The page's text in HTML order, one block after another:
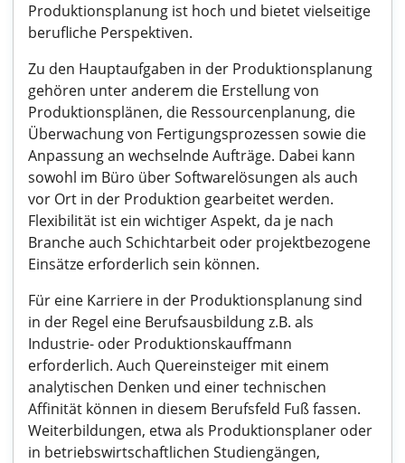
Produktionsplanung ist hoch und bietet vielseitige
berufliche Perspektiven.
Zu den Hauptaufgaben in der Produktionsplanung
gehören unter anderem die Erstellung von
Produktionsplänen, die Ressourcenplanung, die
Überwachung von Fertigungsprozessen sowie die
Anpassung an wechselnde Aufträge. Dabei kann
sowohl im Büro über Softwarelösungen als auch
vor Ort in der Produktion gearbeitet werden.
Flexibilität ist ein wichtiger Aspekt, da je nach
Branche auch Schichtarbeit oder projektbezogene
Einsätze erforderlich sein können.
Für eine Karriere in der Produktionsplanung sind
in der Regel eine Berufsausbildung z.B. als
Industrie- oder Produktionskauffmann
erforderlich. Auch Quereinsteiger mit einem
analytischen Denken und einer technischen
Affinität können in diesem Berufsfeld Fuß fassen.
Weiterbildungen, etwa als Produktionsplaner oder
in betriebswirtschaftlichen Studiengängen,